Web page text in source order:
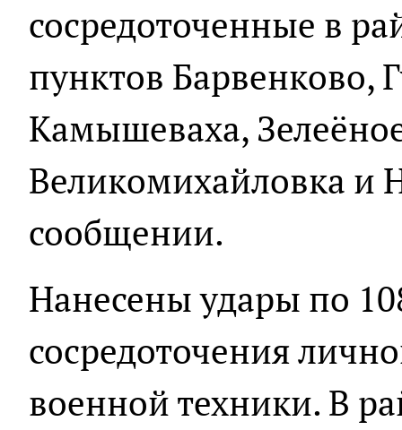
сосредоточенные в
пунктов Барвенково,
Камышеваха,
Великомихайловка и
сообщении.
Нанесены удары по
сосредоточения
военной техники. В